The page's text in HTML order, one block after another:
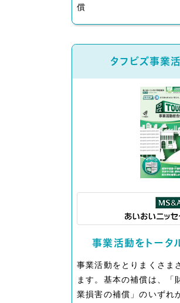
償
タフビズ事業
事業活動をトータ
事業活動をとりまくさま
ます。基本の補償は、「
業損害の補償」のいずれ